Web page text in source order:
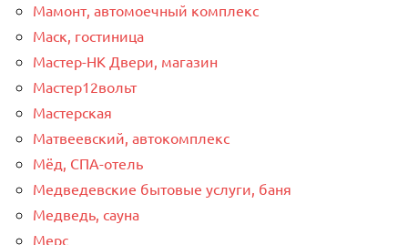
Мамонт, автомоечный комплекс
Маск, гостиница
Мастер-НК Двери, магазин
Мастер12вольт
Мастерская
Матвеевский, автокомплекс
Мёд, СПА-отель
Медведевские бытовые услуги, баня
Медведь, сауна
Мерс